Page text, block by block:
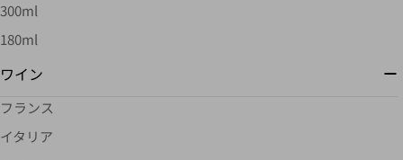
300ml
180ml
ワイン
フランス
イタリア